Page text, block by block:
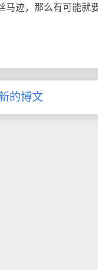
马迹，那么有可能就
的博文